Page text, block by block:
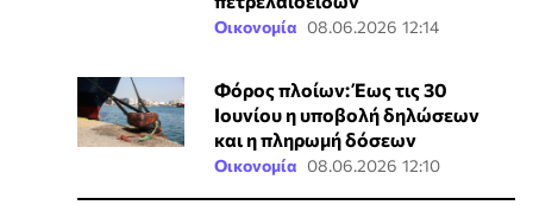
Οικονομία 08.06.2026 12:14
Φόρος πλοίων: Έως τις 30
Ιουνίου η υποβολή δηλώσεων
και η πληρωμή δόσεων
Οικονομία 08.06.2026 12:10